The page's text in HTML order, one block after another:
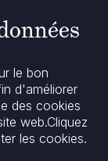
le bon
d'améliorer
des cookies
web.Cliquez
les cookies.